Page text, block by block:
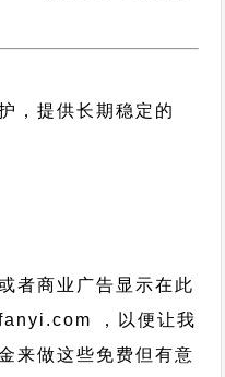
，提供长期稳定的
者商业广告显示在此
，以便让我
来做这些免费但有意